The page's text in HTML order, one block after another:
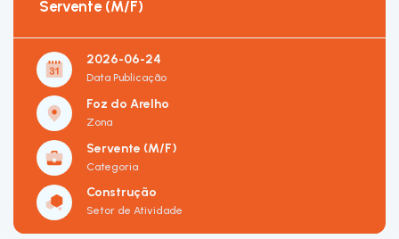
Servente (M/F)
2026-06-24
Data Publicação
Foz do Arelho
Zona
Servente (M/F)
Categoria
Construção
Setor de Atividade